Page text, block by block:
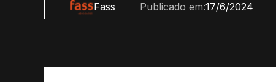
Fass Publicado em:17/6/2024